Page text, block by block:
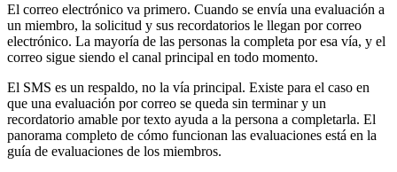
El correo electrónico va primero. Cuando se envía una evaluación a
un miembro, la solicitud y sus recordatorios le llegan por correo
electrónico. La mayoría de las personas la completa por esa vía, y el
correo sigue siendo el canal principal en todo momento.
El SMS es un respaldo, no la vía principal. Existe para el caso en
que una evaluación por correo se queda sin terminar y un
recordatorio amable por texto ayuda a la persona a completarla. El
panorama completo de cómo funcionan las evaluaciones está en la
guía de evaluaciones de los miembros.